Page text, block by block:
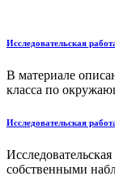
Исследовательская
В материале
класса по
Исследовательская
собственными